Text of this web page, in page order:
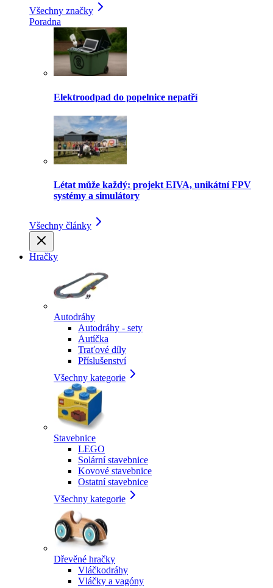
Všechny značky
Poradna
Elektroodpad do popelnice nepatří
Létat může každý: projekt EIVA, unikátní FPV
systémy a simulátory
Všechny články
Hračky
Autodráhy
Autodráhy - sety
Autíčka
Traťové díly
Příslušenství
Všechny kategorie
Stavebnice
LEGO
Solární stavebnice
Kovové stavebnice
Ostatní stavebnice
Všechny kategorie
Dřevěné hračky
Vláčkodráhy
Vláčky a vagóny